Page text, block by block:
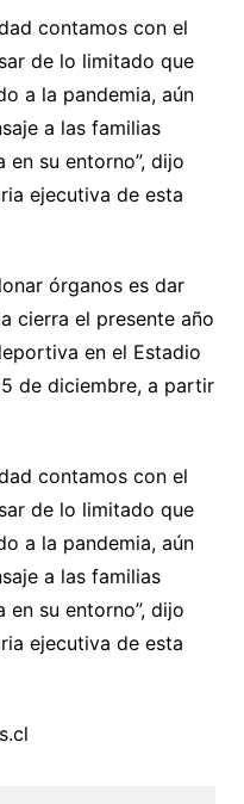
contamos con el
de lo limitado que
a la pandemia, aún
a las familias
su entorno”, dijo
ejecutiva de esta
órganos es dar
cierra el presente año
en el Estadio
de diciembre, a partir
contamos con el
de lo limitado que
a la pandemia, aún
a las familias
su entorno”, dijo
ejecutiva de esta